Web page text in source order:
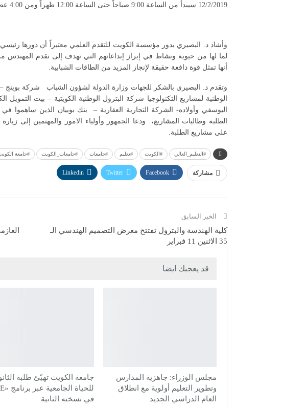
12/2/2019 سيبدأ من الساعة 9:00 صباحاً حتى الساعة 12:00 ظهراً ومن 4:00 عصراً حتى الساعة 10:00 مساءً.
وأشاد د. البصيري بدور مؤسسة الكويت للتقدم العلمي معتبراً أن دورها رئيسي
لما لها من حيوية ونشاط في إبراز إبداعاتهم التي تهدف إلى تقدم
أنها تمثل قوة دافعة حقيقة لإنجاز المزيد من الطاقات الشبابية.
وتقدم د. البصيري بالشكر للجهات وزارة الدولة لشؤون الشباب شركة بوينج –
الوطنية لمشاريع التكنولوجيا شركة البترول الوطنية الكويتية – بيت
اليوسفي وأولاده- الشركة التجارية العقارية – بنك بوبيان الذين
الطلبة وطالبات المشاريع، ودعا الجمهور وأولياء الامور والمهتمين إلى
على مشاريع الطلبة.
#التعليم_العالي #الكويت #تعليم #جامعات #جامعات_الكويت #جامعة
مشاركة Facebook
Twitter
Linkedin
الخبر السابق
كلية الهندسة والبترول تفتتح معرض التصميم الهندسي الـ
35 الاثنين 11 فبراير
قد يعجبك ايضا
مجلس الوزراء: جاهزية المدارس
وتطوير التعليم أولوية مع انطلاق
العام الدراسي الجديد
جامعة الكويت تهيّئ طلبة
في نسخته الثانية